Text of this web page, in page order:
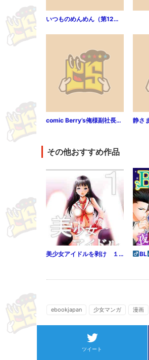
いつものめんめん（第12話）
comic Berry’s俺様副社長に捕まりました。【分冊版】（5話）
その他おすすめ作品
美少女アイドルを剥け １巻 BL
ebookjapan 少女マンガ 漫画
ツイート